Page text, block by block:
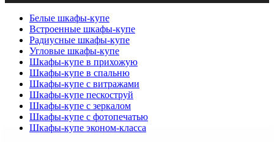
Белые шкафы-купе
Встроенные шкафы-купе
Радиусные шкафы-купе
Угловые шкафы-купе
Шкафы-купе в прихожую
Шкафы-купе в спальню
Шкафы-купе с витражами
Шкафы-купе пескоструй
Шкафы-купе с зеркалом
Шкафы-купе с фотопечатью
Шкафы-купе эконом-класса